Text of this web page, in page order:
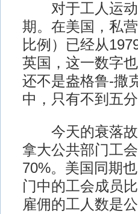
对于工人运动
期。在美国，私
比例）已经从
英国，这一数字
还不是盎格鲁-撒
中，只有不到五
今天的衰落故
拿大公共部门工
70%。美国同期
门中的工会成员
雇佣的工人数是